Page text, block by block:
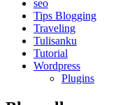
seo
Tips Blogging
Traveling
Tulisanku
Tutorial
Wordpress
Plugins